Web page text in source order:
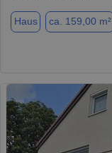
Haus ca. 159,00 m²